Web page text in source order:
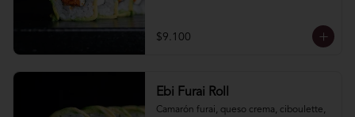
$9.100
Ebi Furai Roll
Camarón furai, queso crema, ciboulette,